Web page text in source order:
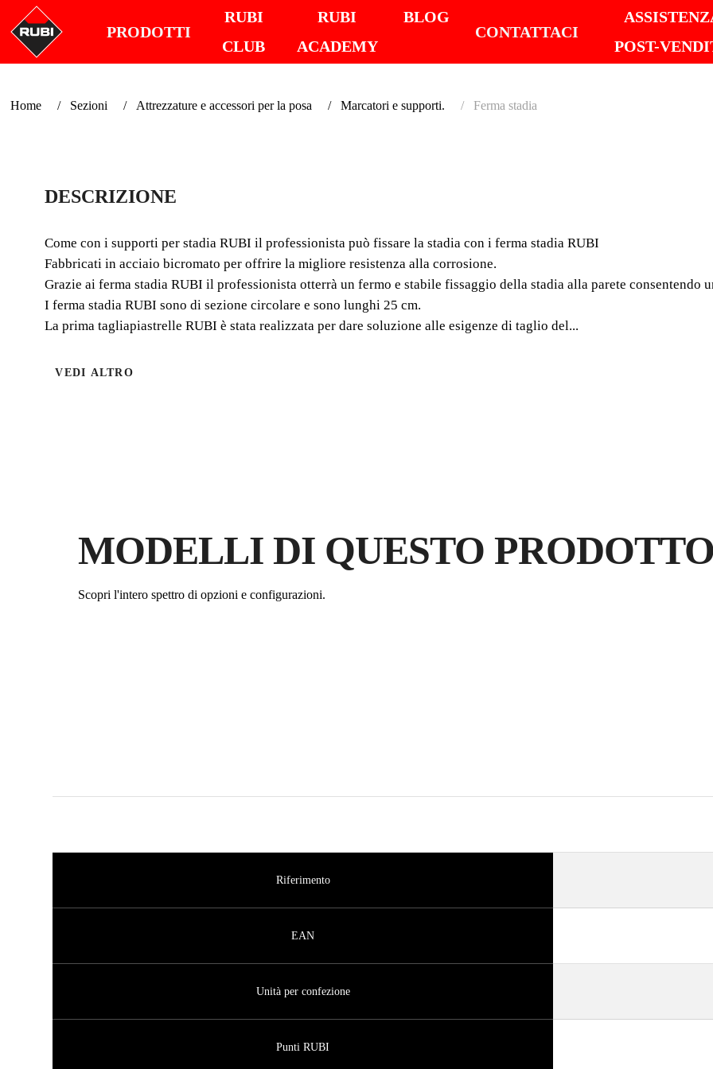
PRODOTTI
RUBI
CLUB
RUBI
ACADEMY
BLOG
CONTATTACI
POST-
Home Sezioni Attrezzature e accessori per la posa Marcatori e supporti. Ferma stadia
i ferma stadia RUBI
DESCRIZIONE
Come con i supporti per stadia RUBI il professionista può fissare la stadia con i ferma stadia RUBI
Fabbricati in acciaio bicromato per offrire la migliore resistenza alla corrosione.
Grazie ai ferma stadia RUBI il professionista otterrà un fermo e stabile fissaggio della stadia alla parete consentendo
I ferma stadia RUBI sono di sezione circolare e sono lunghi 25 cm.
La prima tagliapiastrelle RUBI è stata realizzata per dare soluzione alle esigenze di taglio del...
VEDI ALTRO
MODELLI DI QUESTO
Scopri l'intero spettro di opzioni e configurazioni.
Riferimento
EAN
Unità per confezione
Punti RUBI